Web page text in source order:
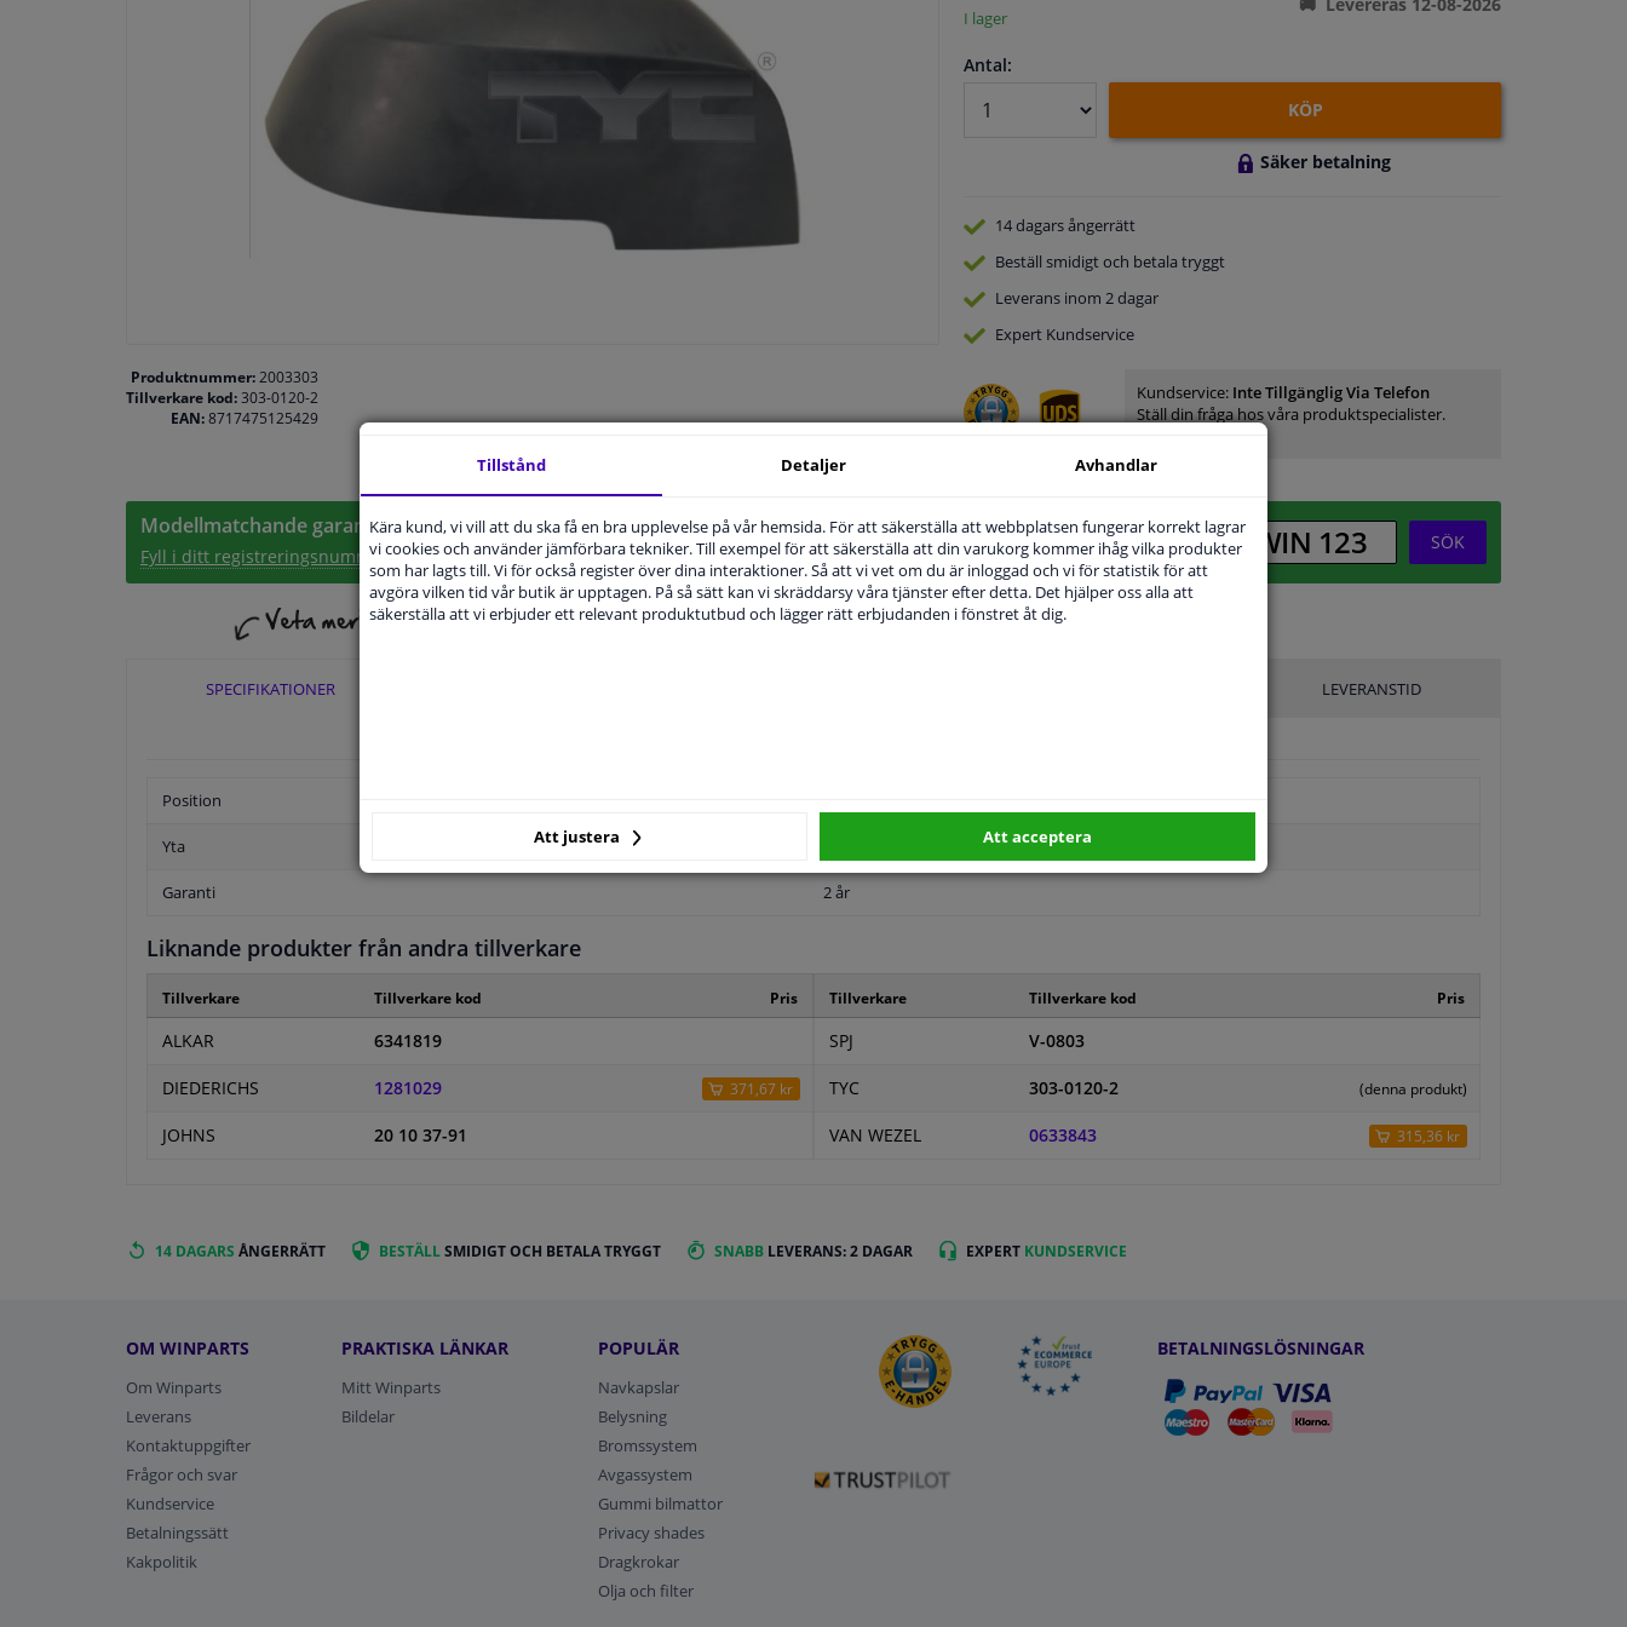
Produktnummer:2003303
Tillverkare kod:303-0120-2
EAN:8717475125429
I lager
Antal:
KÖP
Säker betalning
14 dagarsångerrätt
Beställ smidigt och betala tryggt
Leverans inom 2 dagar
Expert Kundservice
Kundservice: Inte Tillgänglig Via Telefon
Ställ din fråga hos våra produktspecialister.
Modellmatchande garanti, Hitta rätt bildelar.
Fyll i ditt registreringsnummerellerVälj din bil.
SÖK
SPECIFIKATIONER LEVERANSTID
Position
Yta
Garanti 2 år
Liknande produkter från andra tillverkare
Tillverkare Tillverkare kod Pris
ALKAR 6341819
DIEDERICHS 1281029 371,67 kr
JOHNS 20 10 37-91
Tillverkare Tillverkare kod Pris
SPJ V-0803
TYC 303-0120-2 (denna produkt)
VAN WEZEL 0633843 315,36 kr
14 DAGARS ÅNGERRÄTT BESTÄLLSMIDIGT OCH BETALA TRYGGT SNABB LEVERANS: 2 DAGAR EXPERT KUNDSERVICE
OM WINPARTS
Om Winparts
Leverans
Kontaktuppgifter
Frågor och svar
Kundservice
Betalningssätt
Kakpolitik
PRAKTISKA LÄNKAR
Mitt Winparts
Bildelar
POPULÄR
Navkapslar
Belysning
Bromssystem
Avgassystem
Gummi bilmattor
Privacy shades
Dragkrokar
Olja och filter
BETALNINGSLÖSNINGAR
Tillstånd Detaljer Avhandlar
Kära kund, vi vill att du ska få en bra upplevelse på vår hemsida. För att säkerställa att webbplatsen fungerar korrekt lagrar
vi cookies och använder jämförbara tekniker. Till exempel för att säkerställa att din varukorg kommer ihåg vilka produkter
som har lagts till. Vi för också register över dina interaktioner. Så att vi vet om du är inloggad och vi för statistik för att
avgöra vilken tid vår butik är upptagen. På så sätt kan vi skräddarsy våra tjänster efter detta. Det hjälper oss alla att
säkerställa att vi erbjuder ett relevant produktutbud och lägger rätt erbjudanden i fönstret åt dig.
Att justera Att acceptera